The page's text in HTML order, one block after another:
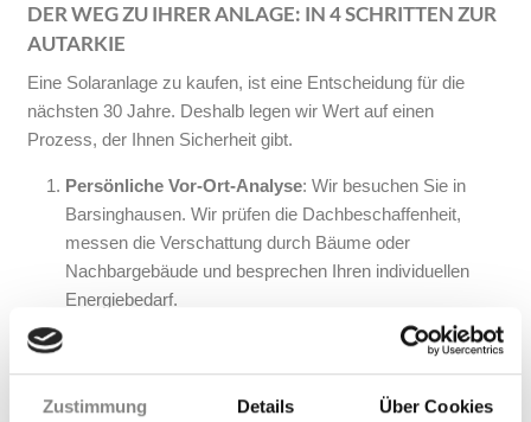
Zustimmung Details Über Cookies
DER WEG ZU IHRER ANLAGE: IN 4 SCHRITTEN ZUR
AUTARKIE
Eine Solaranlage zu kaufen, ist eine Entscheidung für die
nächsten 30 Jahre. Deshalb legen wir Wert auf einen
Prozess, der Ihnen Sicherheit gibt.
Persönliche Vor-Ort-Analyse: Wir besuchen Sie in
Barsinghausen. Wir prüfen die Dachbeschaffenheit,
messen die Verschattung durch Bäume oder
Nachbargebäude und besprechen Ihren individuellen
Energiebedarf.
: Auf Basis der Daten
erstellen wir eine 3D-Simulation Ihres Daches. Sie
die genau zeigt, wann sich Ihre Investition amortisiert